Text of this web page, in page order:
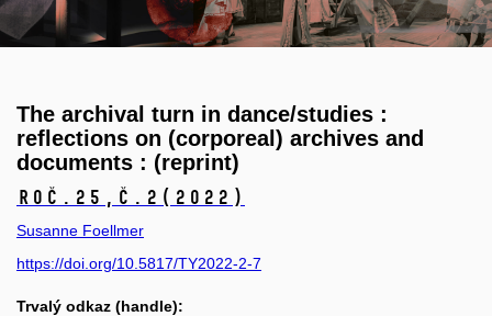
The archival turn in dance/studies :
reflections on (corporeal) archives and
documents : (reprint)
Roč.25, č.2 (2022)
Susanne Foellmer
https://doi.org/10.5817/TY2022-2-7
Trvalý odkaz (handle):